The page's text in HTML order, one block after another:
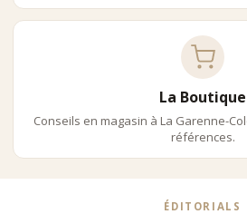
La Boutique
Conseils en magasin à La Garenne-
références.
ÉDITORIALS